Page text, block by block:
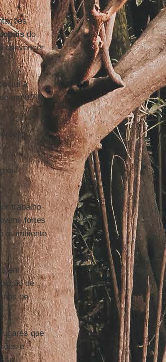
do
convencer
a
em 90%
trabalho
fortes
o ambiente
em
de
de
que
e